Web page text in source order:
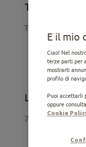
Tipo di cane
Taglia grande
Longevità
7-10 anni
E il mio
Ciao! Nel
terze parti per
mostrarti
profilo di
Puoi accettarli
oppure
Cookie